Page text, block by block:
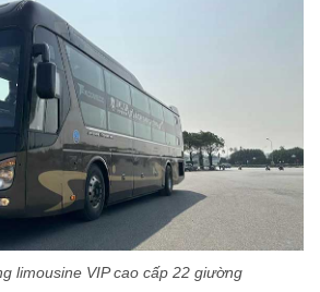
limousine VIP cao cấp 22 giường